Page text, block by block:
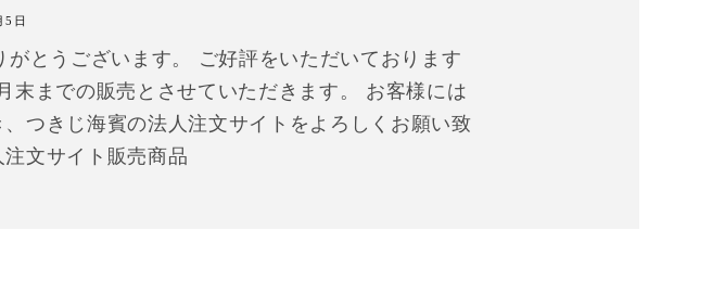
5日
とうございます。 ご好評をいただいております
末までの販売とさせていただきます。 お客様には
つきじ海賓の法人注文サイトをよろしくお願い致
文サイト販売商品